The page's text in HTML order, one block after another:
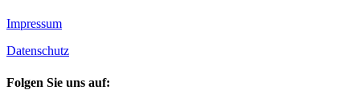
Impressum
Datenschutz
Folgen Sie uns auf: